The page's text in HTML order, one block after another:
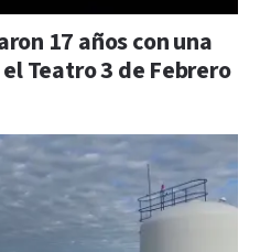
17 años con una
Teatro 3 de Febrero